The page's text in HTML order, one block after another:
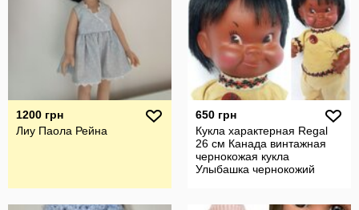
1200 грн
Лиу Паола Рейна
650 грн
Кукла характерная Regal
26 см Канада винтажная
чернокожая кукла
Улыбашка чернокожий